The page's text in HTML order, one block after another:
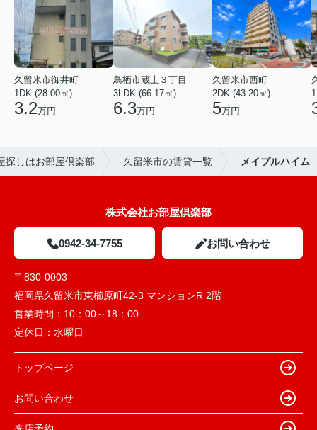
久留米市御井町
1DK (28.00㎡)
3.2万円
鳥栖市蔵上３丁目
3LDK (66.17㎡)
6.3万円
久留米市西町
2DK (43.20㎡)
5万円
探しはお部屋倶楽部 久留米市の賃貸一覧 メイプルハイム
株式会社お部屋倶楽部
0942-34-7755 お問い合わせ
〒830-0003
福岡県久留米市東櫛原町42-3 マンションR 2階
営業時間： 10：00～18：00
定休日： 水曜日
トップページ
お問い合わせ